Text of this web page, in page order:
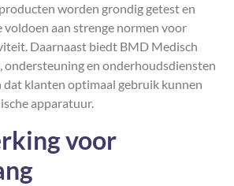
worden grondig getest en
voldoen aan strenge normen voor
Daarnaast biedt BMD Medisch
ondersteuning en onderhoudsdiensten
dat klanten optimaal gebruik kunnen
apparatuur.
voor